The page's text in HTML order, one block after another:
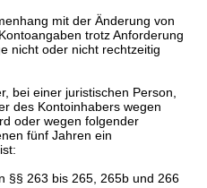
mit der Änderung von
trotz Anforderung
nicht oder nicht rechtzeitig
bei einer juristischen Person,
des Kontoinhabers wegen
oder wegen folgender
fünf Jahren ein
§§ 263 bis 265, 265b und 266